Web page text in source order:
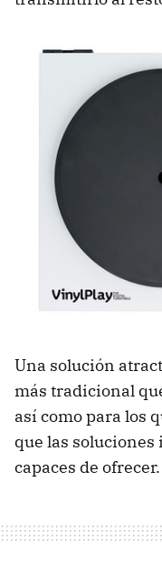
Una solución
más tradicional
así como para los
que las
capaces de ofrecer.